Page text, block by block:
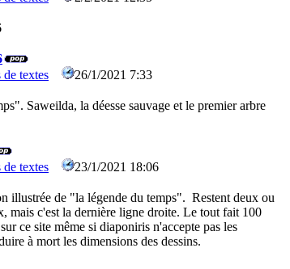
textes
26/1/2021 7:33
Saweilda, la déesse sauvage et le premier arbre
textes
23/1/2021 18:06
illustrée de "la légende du temps". Restent deux ou
mais c'est la dernière ligne droite. Le tout fait 100
ce site même si diaponiris n'accepte pas les
à mort les dimensions des dessins.